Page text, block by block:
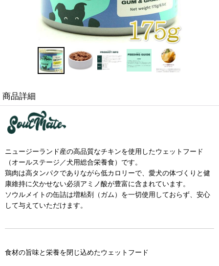
商品詳細
ニュージーランド産の高品質なチキンを使用したウェットフード
（オールステージ／犬用総合栄養食）です。
鶏肉は高タンパクでありながら低カロリーで、愛犬の体づくりと健
康維持に欠かせない必須アミノ酸が豊富に含まれています。
ソウルメイトの缶詰は増粘剤（ガム）を一切使用しておらず、安心
して与えていただけます。
食材の旨味と栄養を閉じ込めたウェットフード